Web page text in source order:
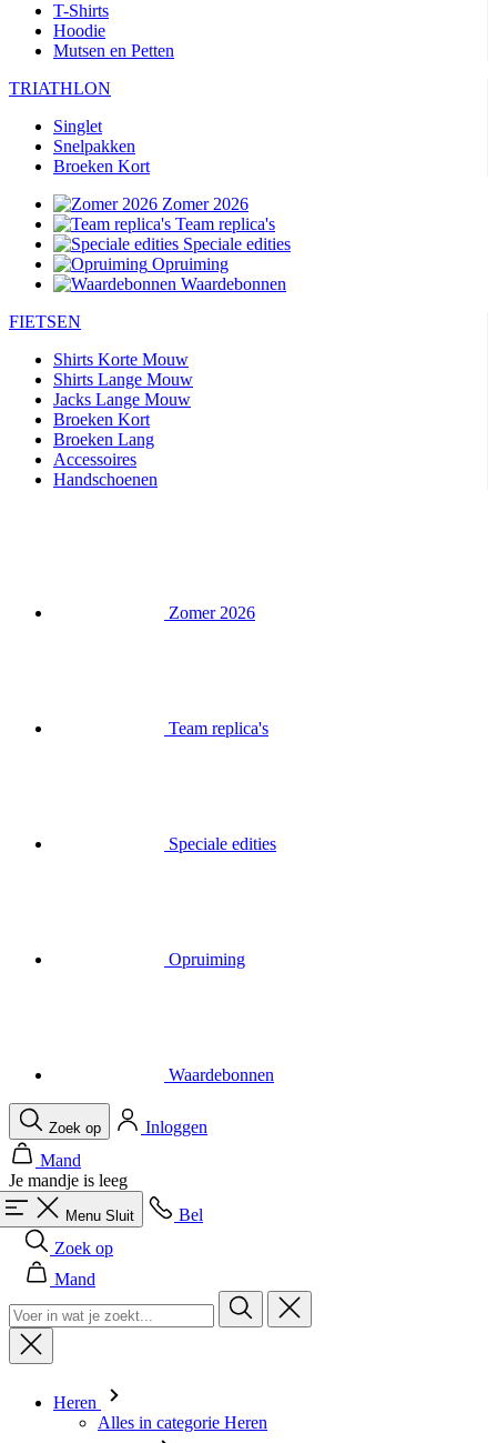
T-Shirts
Hoodie
Mutsen en Petten
TRIATHLON
Singlet
Snelpakken
Broeken Kort
Zomer 2026
Team replica's
Speciale edities
Opruiming
Waardebonnen
FIETSEN
Shirts Korte Mouw
Shirts Lange Mouw
Jacks Lange Mouw
Broeken Kort
Broeken Lang
Accessoires
Handschoenen
Zomer 2026
Team replica's
Speciale edities
Opruiming
Waardebonnen
Zoek op
Inloggen
Mand
Je mandje is leeg
Menu Sluit
Bel
Zoek op
Mand
Heren
Alles in categorie Heren